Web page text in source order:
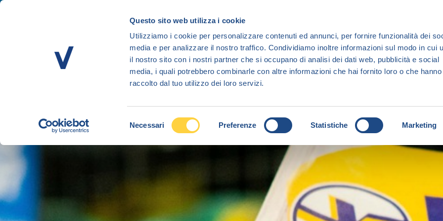
Questo sito web utilizza i cookie
Utilizziamo i cookie per personalizzare contenuti ed annunci, per fornire funzionalità dei
media e per analizzare il nostro traffico. Condividiamo inoltre informazioni sul modo in cui
il nostro sito con i nostri partner che si occupano di analisi dei dati web, pubblicità e social
media, i quali potrebbero combinarle con altre informazioni che hai fornito loro o che hanno
raccolto dal tuo utilizzo dei loro servizi.
Necessari Preferenze Statistiche Marketing
Salta
principale
SPESA ONLINE